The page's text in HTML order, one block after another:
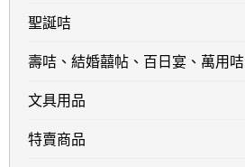
聖誕咭
壽咭、結婚囍帖、百日宴、萬用咭
文具用品
特賣商品